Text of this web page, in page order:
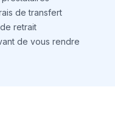
de transfert
retrait
de vous rendre